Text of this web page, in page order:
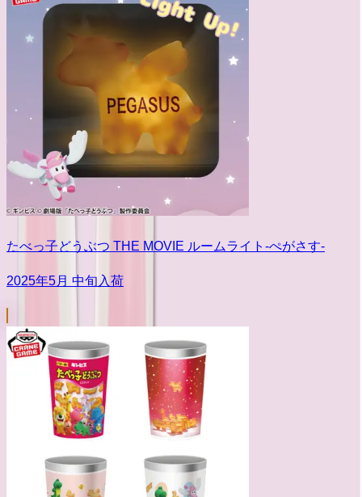
たべっ子どうぶつ THE MOVIE ルームライト-ぺがさす-
2025年5月 中旬入荷